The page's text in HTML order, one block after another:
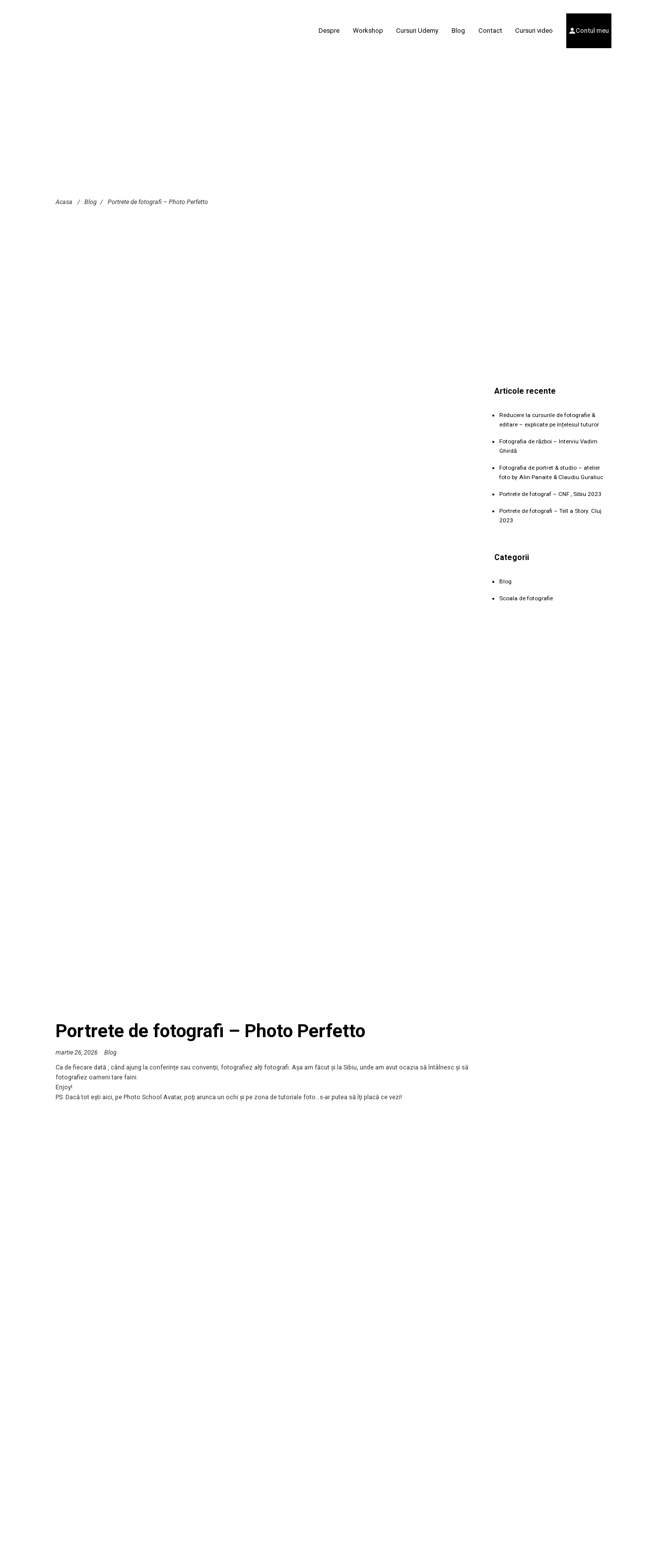
Despre Workshop Cursuri Udemy Blog Contact Cursuri video Contul meu
Acasa / Blog / Portrete de fotografi – Photo Perfetto
Portrete de fotografi – Photo Perfetto
martie 26, 2026
Blog
Ca de fiecare dată , când ajung la conferinţe sau convenţii, fotografiez alţi fotografi. Aşa am făcut şi la Sibiu, unde am avut ocazia să întâlnesc şi să
fotografiez oameni tare faini.
Enjoy!
PS: Dacă tot eşti aici, pe Photo School Avatar, poţi arunca un ochi şi pe zona de tutoriale foto…s-ar putea să îţi placă ce vezi!
Articole recente
Reducere la cursurile de fotografie &
editare – explicate pe înțelesul tuturor
Fotografia de război – Interviu Vadim
Ghirdă
Fotografia de portret & studio – atelier
foto by Alin Panaite & Claudiu Guraliuc
Portrete de fotograf – CNF , Sibiu 2023
Portrete de fotografi – Tell a Story. Cluj
2023
Categorii
Blog
Scoala de fotografie